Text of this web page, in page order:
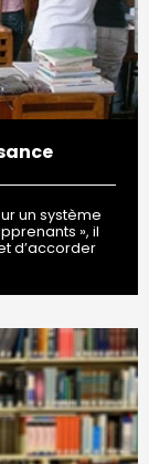
un système
», il
d’accorder